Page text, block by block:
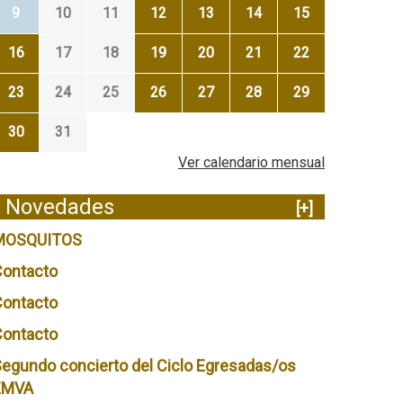
9 10 11 12 13 14 15
16 17 18 19 20 21 22
23 24 25 26 27 28 29
30
31
Ver calendario mensual
Novedades
[+]
concierto del Ciclo Egresadas/os